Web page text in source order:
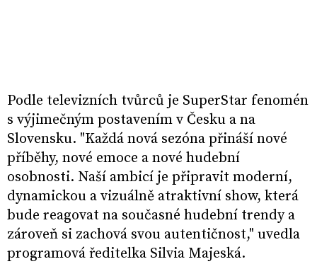
Podle televizních tvůrců je SuperStar fenomén
s výjimečným postavením v Česku a na
Slovensku. "Každá nová sezóna přináší nové
příběhy, nové emoce a nové hudební
osobnosti. Naší ambicí je připravit moderní,
dynamickou a vizuálně atraktivní show, která
bude reagovat na současné hudební trendy a
zároveň si zachová svou autentičnost," uvedla
programová ředitelka Silvia Majeská.